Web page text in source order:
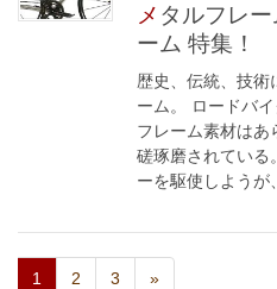
メタルフレームの魅力！チタンフレ
ーム 特集！
歴史、伝統、技術
ーム。 ロードバ
フレーム素材はあ
磋琢磨されている
ーを駆使しよう
1 2 3 »